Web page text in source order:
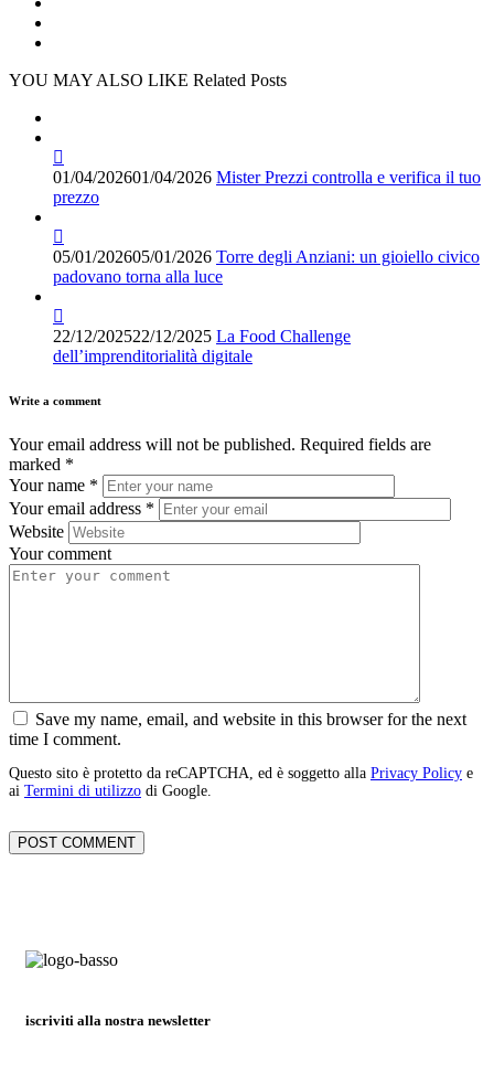
YOU MAY ALSO LIKE Related Posts
01/04/202601/04/2026 Mister Prezzi controlla e verifica il tuo
prezzo
05/01/202605/01/2026 Torre degli Anziani: un gioiello civico
padovano torna alla luce
22/12/202522/12/2025 La Food Challenge
dell’imprenditorialità digitale
Write a comment
Your email address will not be published. Required fields are
marked *
Your name *
Your email address *
Website
Your comment
Save my name, email, and website in this browser for the next
time I comment.
Questo sito è protetto da reCAPTCHA, ed è soggetto alla Privacy Policy e
ai Termini di utilizzo di Google.
iscriviti alla nostra newsletter